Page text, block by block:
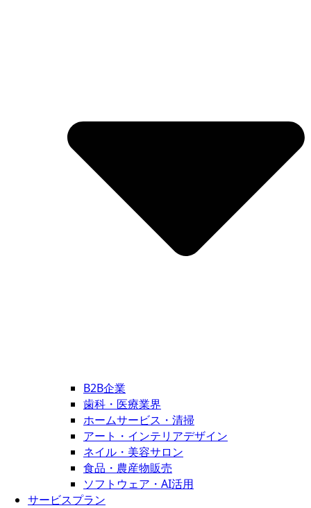
B2B企業
歯科・医療業界
ホームサービス・清掃
アート・インテリアデザイン
ネイル・美容サロン
食品・農産物販売
ソフトウェア・AI活用
サービスプラン